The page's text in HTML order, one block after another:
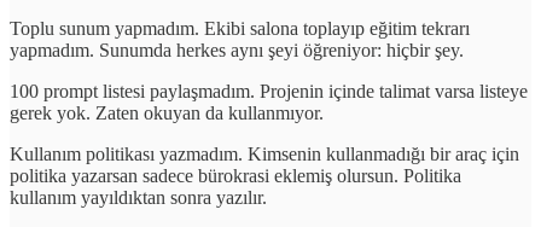
Toplu sunum yapmadım. Ekibi salona toplayıp eğitim tekrarı
yapmadım. Sunumda herkes aynı şeyi öğreniyor: hiçbir şey.
100 prompt listesi paylaşmadım. Projenin içinde talimat varsa listeye
gerek yok. Zaten okuyan da kullanmıyor.
Kullanım politikası yazmadım. Kimsenin kullanmadığı bir araç için
politika yazarsan sadece bürokrasi eklemiş olursun. Politika
kullanım yayıldıktan sonra yazılır.